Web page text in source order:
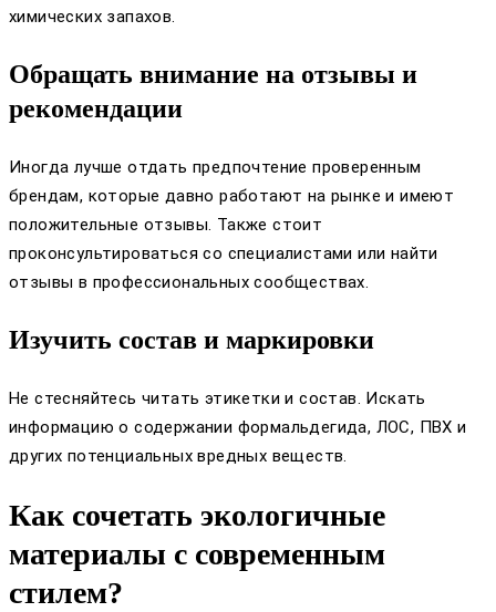
химических запахов.
Обращать внимание на отзывы и
рекомендации
Иногда лучше отдать предпочтение проверенным
брендам, которые давно работают на рынке и имеют
положительные отзывы. Также стоит
проконсультироваться со специалистами или найти
отзывы в профессиональных сообществах.
Изучить состав и маркировки
Не стесняйтесь читать этикетки и состав. Искать
информацию о содержании формальдегида, ЛОС, ПВХ и
других потенциальных вредных веществ.
Как сочетать экологичные
материалы с современным
стилем?